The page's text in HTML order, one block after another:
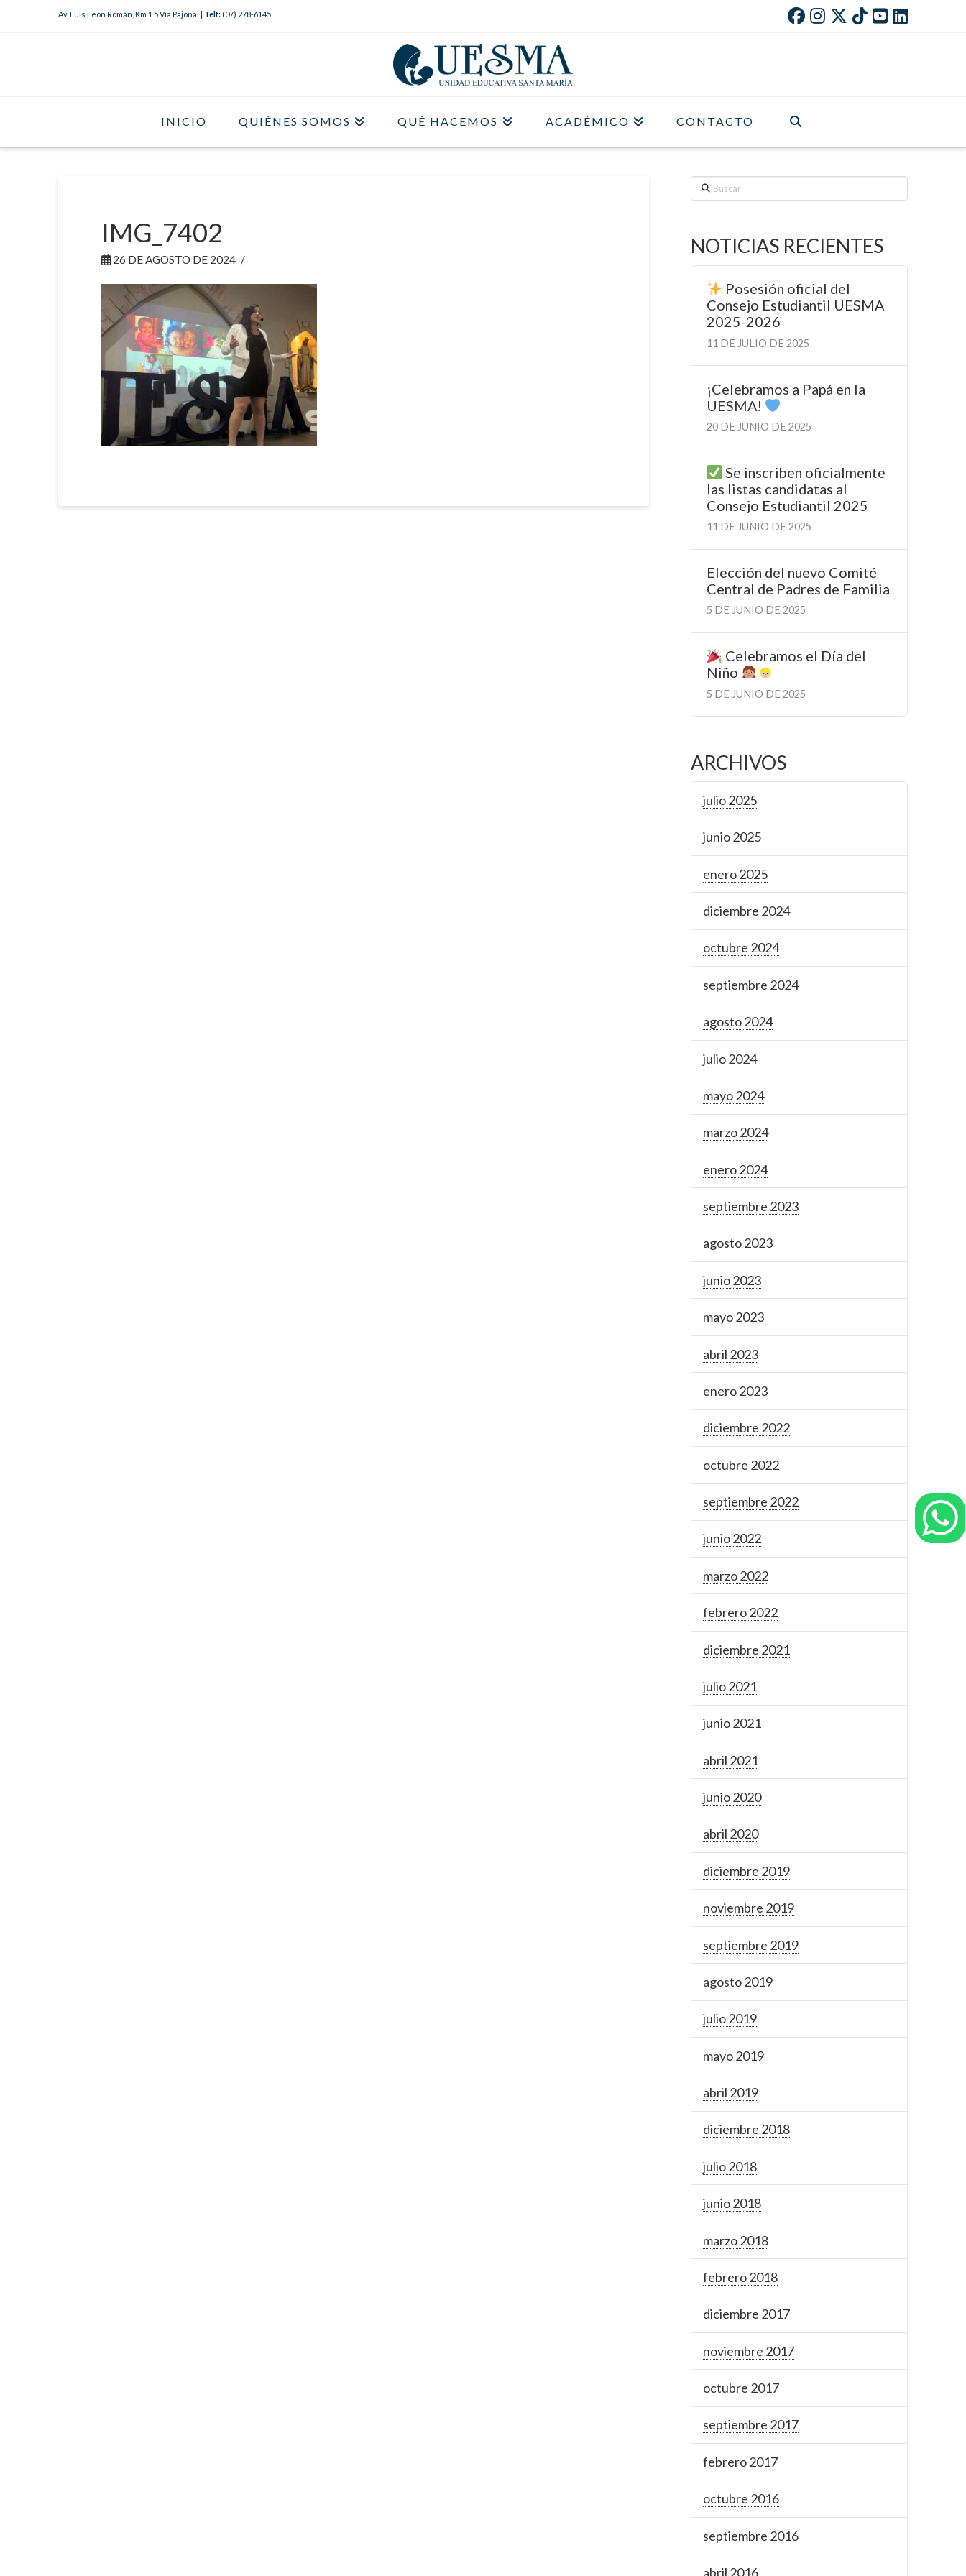
Av. Luis León Román, Km 1.5 Vía Pajonal | Telf: (07) 278-6145
INICIO QUIÉNES SOMOS QUÉ HACEMOS ACADÉMICO CONTACTO
IMG_7402
26 DE AGOSTO DE 2024
Buscar
NOTICIAS RECIENTES
Posesión oficial del
Consejo Estudiantil UESMA
2025-2026
11 DE JULIO DE 2025
¡Celebramos a Papá en la
UESMA!
20 DE JUNIO DE 2025
Se inscriben oficialmente
las listas candidatas al
Consejo Estudiantil 2025
11 DE JUNIO DE 2025
Elección del nuevo Comité
Central de Padres de Familia
5 DE JUNIO DE 2025
Celebramos el Día del
Niño
5 DE JUNIO DE 2025
ARCHIVOS
julio 2025
junio 2025
enero 2025
diciembre 2024
octubre 2024
septiembre 2024
agosto 2024
julio 2024
mayo 2024
marzo 2024
enero 2024
septiembre 2023
agosto 2023
junio 2023
mayo 2023
abril 2023
enero 2023
diciembre 2022
octubre 2022
septiembre 2022
junio 2022
marzo 2022
febrero 2022
diciembre 2021
julio 2021
junio 2021
abril 2021
junio 2020
abril 2020
diciembre 2019
noviembre 2019
septiembre 2019
agosto 2019
julio 2019
mayo 2019
abril 2019
diciembre 2018
julio 2018
junio 2018
marzo 2018
febrero 2018
diciembre 2017
noviembre 2017
octubre 2017
septiembre 2017
febrero 2017
octubre 2016
septiembre 2016
abril 2016